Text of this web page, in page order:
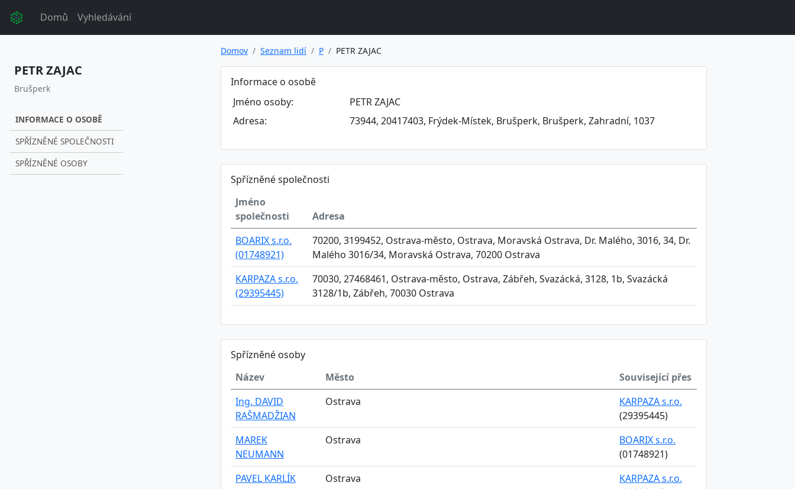
Domů Vyhledávání
PETR ZAJAC
Brušperk
INFORMACE O OSOBĚ
SPŘÍZNĚNÉ SPOLEČNOSTI
SPŘÍZNĚNÉ OSOBY
Domov Seznam lidí P PETR ZAJAC
Informace o osobě
Jméno osoby:
PETR ZAJAC
Adresa:
73944, 20417403, Frýdek-Místek, Brušperk, Brušperk, Zahradní, 1037
Spřízněné společnosti
Jméno
společnosti
Adresa
BOARIX s.r.o.
(01748921)
70200, 3199452, Ostrava-město, Ostrava, Moravská Ostrava, Dr. Malého, 3016, 34, Dr.
Malého 3016/34, Moravská Ostrava, 70200 Ostrava
KARPAZA s.r.o.
(29395445)
70030, 27468461, Ostrava-město, Ostrava, Zábřeh, Svazácká, 3128, 1b, Svazácká
3128/1b, Zábřeh, 70030 Ostrava
Spřízněné osoby
Název
Město
Související přes
Ing. DAVID
RAŠMADŽIAN
Ostrava
KARPAZA s.r.o.
(29395445)
MAREK
NEUMANN
Ostrava
BOARIX s.r.o.
(01748921)
PAVEL KARLÍK
Ostrava
KARPAZA s.r.o.